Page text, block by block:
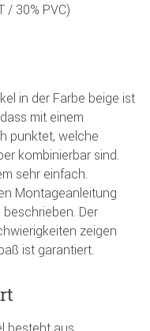
/ 30% PVC)
in der Farbe beige ist
mit einem
punktet, welche
kombinierbar sind.
sehr einfach.
Montageanleitung
Der
zeigen
ist garantiert.